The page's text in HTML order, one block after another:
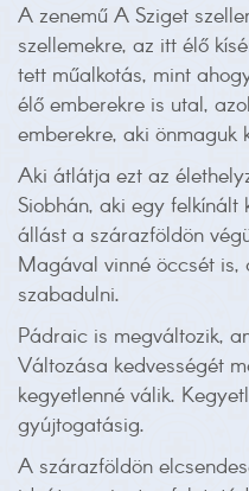
A zenemű A Sziget
szellemekre, az itt élő
tett műalkotás, mint
élő emberekre is utal,
emberekre, aki önmaguk
Aki átlátja ezt az
Siobhán, aki egy
állást a szárazföldön
Magával vinné öccsét is,
szabadulni.
Pádraic is megváltozik,
Változása kedvességét
kegyetlenné válik.
gyújtogatásig.
A szárazföldön